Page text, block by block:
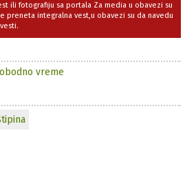
ili fotografiju sa portala Za media u obavezi su
preneta integralna vest,u obavezi su da navedu
vreme